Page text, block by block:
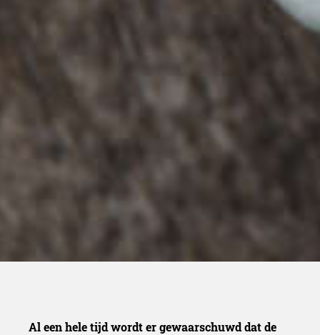
Al een hele tijd wordt er gewaarschuwd dat de